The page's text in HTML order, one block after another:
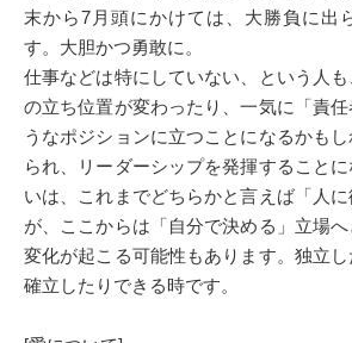
末から7月頭にかけては、大勝負に出
す。大胆かつ勇敢に。
仕事などは特にしていない、という人
の立ち位置が変わったり、一気に「責
うなポジションに立つことになるかも
られ、リーダーシップを発揮すること
いは、これまでどちらかと言えば「人
が、ここからは「自分で決める」立場
変化が起こる可能性もあります。独立
確立したりできる時です。